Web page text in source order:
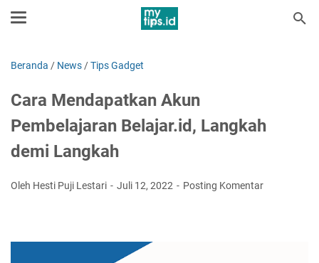
Beranda / News /Tips Gadget
Cara Mendapatkan Akun
Pembelajaran Belajar.id, Langkah
demi Langkah
Oleh Hesti Puji Lestari Juli 12, 2022 Posting Komentar